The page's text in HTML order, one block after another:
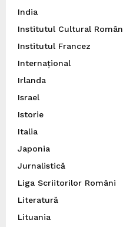
India
Institutul Cultural Român
Institutul Francez
Internațional
Irlanda
Israel
Istorie
Italia
Japonia
Jurnalistică
Liga Scriitorilor Români
Literatură
Lituania